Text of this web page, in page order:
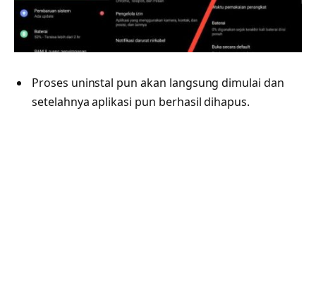
Proses uninstal pun akan langsung dimulai dan
setelahnya aplikasi pun berhasil dihapus.